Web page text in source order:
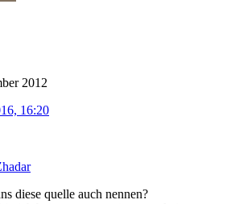
2012
16:20
diese quelle auch nennen?